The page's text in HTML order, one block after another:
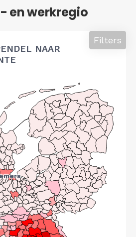
en werkregio
NAAR
Filters